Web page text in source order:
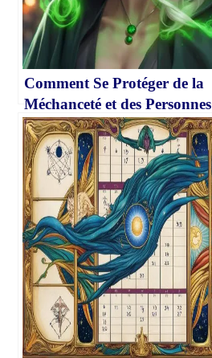
Comment Se Protéger de la
Méchanceté et des Personnes
Toxiques